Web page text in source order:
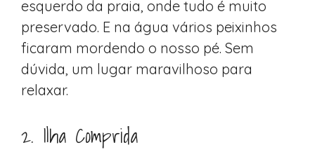
esquerdo da praia, onde tudo é muito
preservado. E na água vários peixinhos
ficaram mordendo o nosso pé. Sem
dúvida, um lugar maravilhoso para
relaxar.
2. Ilha Comprida